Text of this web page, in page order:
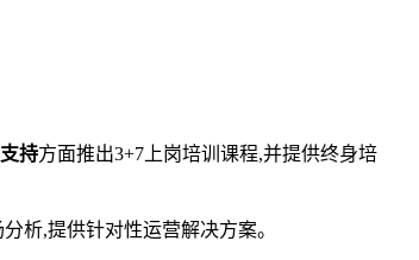
持方面推出3+7上岗培训课程,并提供终身培
析,提供针对性运营解决方案。